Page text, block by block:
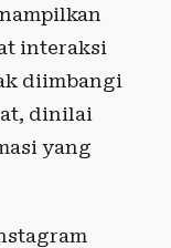
interaksi
diimbangi
dinilai
yang